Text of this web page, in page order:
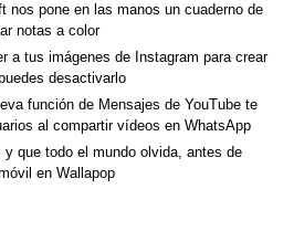
nos pone en las manos un cuaderno de
notas a color
a tus imágenes de Instagram para crear
desactivarlo
función de Mensajes de YouTube te
al compartir vídeos en WhatsApp
y que todo el mundo olvida, antes de
en Wallapop